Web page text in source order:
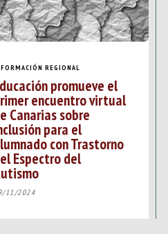
REGIONAL
promueve el
encuentro virtual
Canarias sobre
para el
con Trastorno
Espectro del
11/2024